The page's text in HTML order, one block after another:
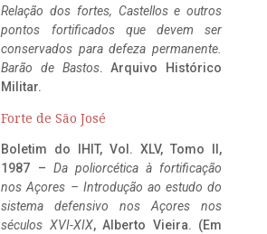
Relação dos fortes, Castellos e outros
pontos fortificados que devem ser
conservados para defeza permanente.
Barão de Bastos. Arquivo Histórico
Militar.
Forte de São José
Boletim do IHIT, Vol. XLV, Tomo II,
1987 – Da poliorcética à fortificação
nos Açores – Introdução ao estudo do
sistema defensivo nos Açores nos
séculos XVI-XIX, Alberto Vieira. (Em